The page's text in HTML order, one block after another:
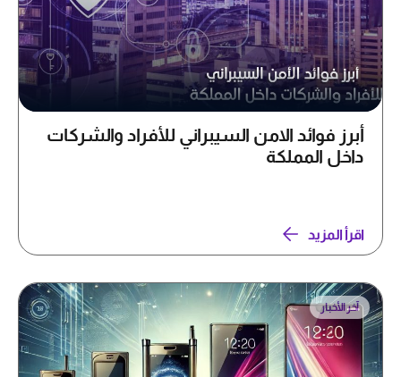
أبرز فوائد الامن السيبراني للأفراد والشركات
داخل المملكة
اقرأ المزيد
آخر الأخبار